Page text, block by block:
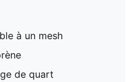
à un mesh
de quart